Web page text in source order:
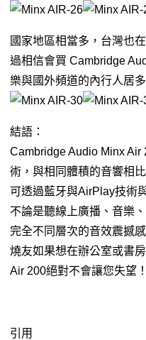
國家地區相當多，台灣也
過相信會買 Cambridge
樂與國外頻道的內行人居
結語：
Cambridge Audio Minx
術，與相同體積的音響相
可透過藍牙與AirPlay技術
不論是聽線上廣播、音樂
完全不同層次的音效震撼
燒友如果想在辦公室或書
Air 200絕對不會讓您失望！
引用